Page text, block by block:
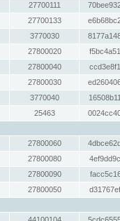
27700111
27700133
3770030
27800020
27800040
27800030
3770040
25463
27800060
27800080
27800090
27800050